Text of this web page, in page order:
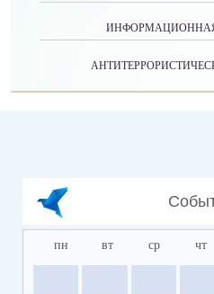
пн вт ср чт